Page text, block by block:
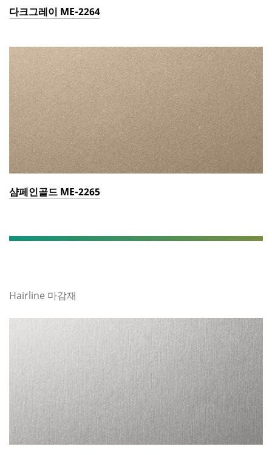
다크그레이 ME-2264
샴페인골드 ME-2265
Hairline 마감재